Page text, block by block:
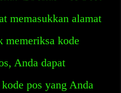
memasukkan alamat
memeriksa kode
Anda dapat
pos yang Anda